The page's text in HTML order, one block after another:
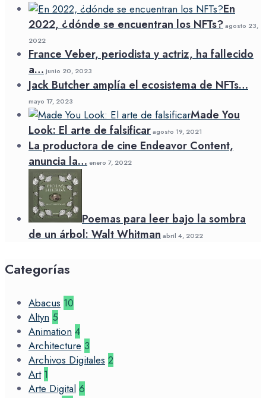
En
2022, ¿dónde se encuentran los NFTs?agosto 23,
2022
France Veber, periodista y actriz, ha fallecido
a… junio 20, 2023
Jack Butcher amplía el ecosistema de NFTs…
mayo 17, 2023
Made You
Look: El arte de falsificaragosto 19, 2021
La productora de cine Endeavor Content,
anuncia la… enero 7, 2022
Poemas para leer bajo la sombra
de un árbol: Walt Whitman abril 4, 2022
Categorías
Abacus 10
Altyn 5
Animation 4
Architecture 3
Archivos Digitales 2
Art 1
Arte Digital 6